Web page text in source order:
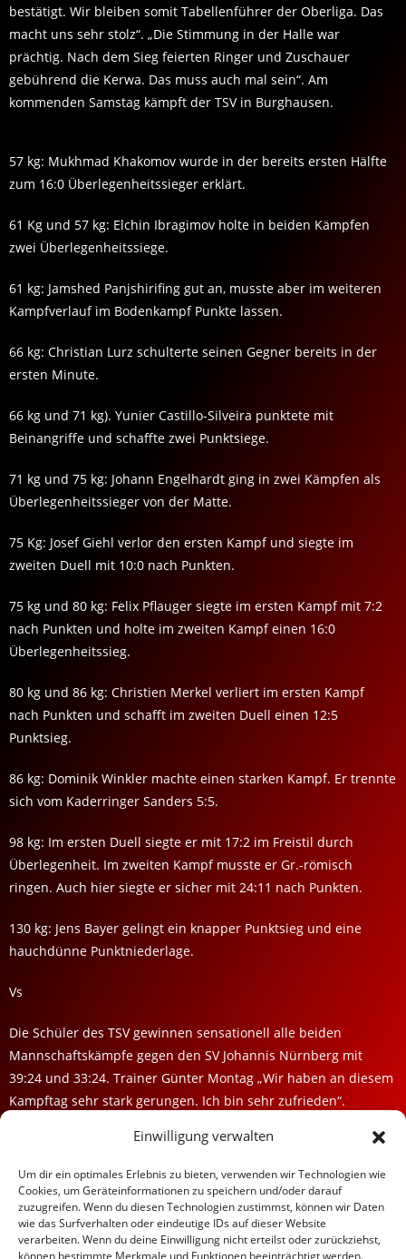
Einwilligung verwalten
Um dir ein optimales Erlebnis zu bieten, verwenden wir Technologien wie
Cookies, um Geräteinformationen zu speichern und/oder darauf
zuzugreifen. Wenn du diesen Technologien zustimmst, können wir Daten
wie das Surfverhalten oder eindeutige IDs auf dieser Website
verarbeiten. Wenn du deine Einwilligung nicht erteilst oder zurückziehst,
können bestimmte Merkmale und Funktionen beeinträchtigt werden.
bestätigt. Wir bleiben somit Tabellenführer der Oberliga. Das
macht uns sehr stolz“. „Die Stimmung in der Halle war
prächtig. Nach dem Sieg feierten Ringer und Zuschauer
gebührend die Kerwa. Das muss auch mal sein“. Am
kommenden Samstag kämpft der TSV in Burghausen.
57 kg: Mukhmad Khakomov wurde in der bereits ersten Hälfte
zum 16:0 Überlegenheitssieger erklärt.
61 Kg und 57 kg: Elchin Ibragimov holte in beiden Kämpfen
zwei Überlegenheitssiege.
61 kg: Jamshed Panjshirifing gut an, musste aber im weiteren
Kampfverlauf im Bodenkampf Punkte lassen.
66 kg: Christian Lurz schulterte seinen Gegner bereits in der
ersten Minute.
66 kg und 71 kg). Yunier Castillo-Silveira punktete mit
Beinangriffe und schaffte zwei Punktsiege.
71 kg und 75 kg: Johann Engelhardt ging in zwei Kämpfen als
Überlegenheitssieger von der Matte.
75 Kg: Josef Giehl verlor den ersten Kampf und siegte im
zweiten Duell mit 10:0 nach Punkten.
75 kg und 80 kg: Felix Pflauger siegte im ersten Kampf mit 7:2
nach Punkten und holte im zweiten Kampf einen 16:0
Überlegenheitssieg.
80 kg und 86 kg: Christien Merkel verliert im ersten Kampf
nach Punkten und schafft im zweiten Duell einen 12:5
Punktsieg.
86 kg: Dominik Winkler machte einen starken Kampf. Er trennte
sich vom Kaderringer Sanders 5:5.
98 kg: Im ersten Duell siegte er mit 17:2 im Freistil durch
Überlegenheit. Im zweiten Kampf musste er Gr.-römisch
ringen. Auch hier siegte er sicher mit 24:11 nach Punkten.
130 kg: Jens Bayer gelingt ein knapper Punktsieg und eine
hauchdünne Punktniederlage.
Vs
Die Schüler des TSV gewinnen sensationell alle beiden
Mannschaftskämpfe gegen den SV Johannis Nürnberg mit
39:24 und 33:24. Trainer Günter Montag „Wir haben an diesem
Kampftag sehr stark gerungen. Ich bin sehr zufrieden“.
Datenschutz / Impressum
Kontakt
Vereinsbus